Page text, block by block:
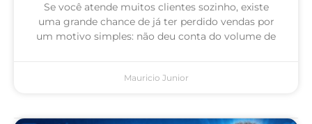
Se você atende muitos clientes sozinho, existe
uma grande chance de já ter perdido vendas por
um motivo simples: não deu conta do volume de
Mauricio Junior